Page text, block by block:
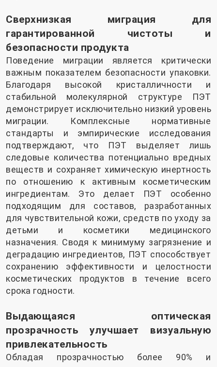
Сверхнизкая миграция для
гарантированной чистоты и
безопасности продукта
Поведение миграции является критически
важным показателем безопасности упаковки.
Благодаря высокой кристалличности и
стабильной молекулярной структуре ПЭТ
демонстрирует исключительно низкий уровень
миграции. Комплексные нормативные
стандарты и эмпирические исследования
подтверждают, что ПЭТ выделяет лишь
следовые количества потенциально вредных
веществ и сохраняет химическую инертность
по отношению к активным косметическим
ингредиентам. Это делает ПЭТ особенно
подходящим для составов, разработанных
для чувствительной кожи, средств по уходу за
детьми и косметики медицинского
назначения. Сводя к минимуму загрязнение и
деградацию ингредиентов, ПЭТ способствует
сохранению эффективности и целостности
косметических продуктов в течение всего
срока годности.
Выдающаяся оптическая
прозрачность улучшает визуальную
привлекательность
Обладая прозрачностью более 90% и